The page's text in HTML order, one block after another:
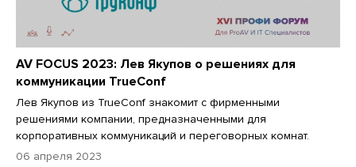
AV FOCUS 2023: Лев Якупов о решениях для
коммуникации TrueConf
Лев Якупов из TrueConf знакомит с фирменными
решениями компании, предназначенными для
корпоративных коммуникаций и переговорных комнат.
06 апреля 2023